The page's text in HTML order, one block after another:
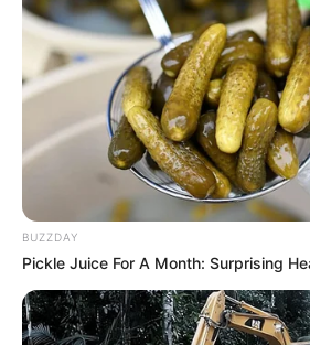
ΑΠΟ ΣΗΜΕΡΑ ΤΙΠΟΤΑ ΔΕΝ
ΕΝΕΡΓΟΠΟΙΗΣΗ ΙΧΩΡ. ΤΑ
ΕΜΦΑΝΗ, Η...
Κυριακή, 2 Μαΐου 2021, 10:58
ΑΠΟ ΣΗΜΕΡΑ, ΤΙΠΟΤΑ ΔΕΝ ΕΙΝΑΙ...
BUZZDAY
Pickle Juice For A Month: Surprising